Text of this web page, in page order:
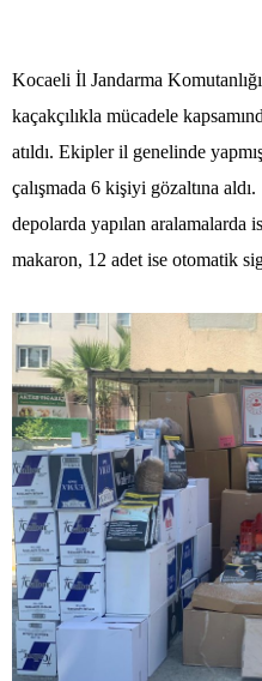
Kocaeli İl Jandarma
kaçakçılıkla mücadele
atıldı. Ekipler il genelinde
çalışmada 6 kişiyi gözaltına
depolarda yapılan aralamalarda
makaron, 12 adet ise otomatik